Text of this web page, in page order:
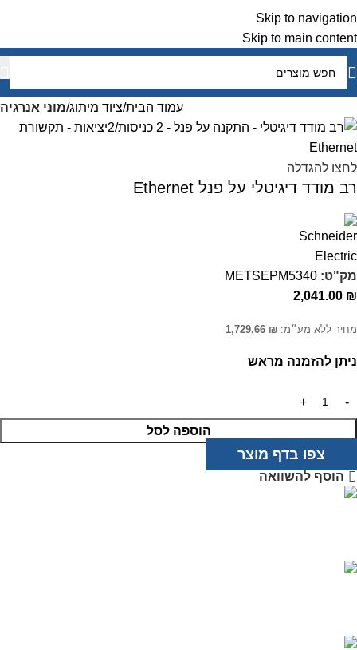
Skip to navigation
Skip to main content
עמוד הבית ציוד מיתוג מוני אנרגיה
לחצו להגדלה
רב מודד דיגיטלי על פנל Ethernet
מק"ט: METSEPM5340
2,041.00 ₪
מחיר ללא מע״מ: 1,729.66 ₪
ניתן להזמנה מראש
הוספה לסל
צפו בדף מוצר
הוסף להשוואה